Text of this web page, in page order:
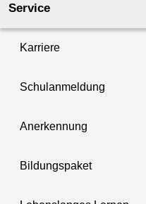
Service
Karriere
Schulanmeldung
Anerkennung
Bildungspaket